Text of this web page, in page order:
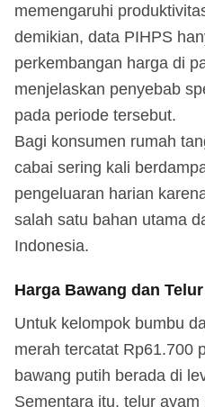
memengaruhi
demikian, data PIHPS
perkembangan harga di
menjelaskan penyebab
pada periode tersebut.
Bagi konsumen rumah
cabai sering kali
pengeluaran harian
salah satu bahan utama
Indonesia.
Harga Bawang dan
Untuk kelompok bumbu
merah tercatat Rp61.700
bawang putih berada di
Sementara itu, telur